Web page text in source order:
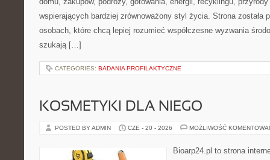
wspierających bardziej zrównoważony styl życia. Strona została
osobach, które chcą lepiej rozumieć współczesne wyzwania
szukają […]
CATEGORIES: BADANIA PROFILAKTYCZNE
KOSMETYKI DLA NIEGO
POSTED BY ADMIN CZE - 20 - 2026 MOŻLIWOŚĆ
Bioarp24.pl to strona